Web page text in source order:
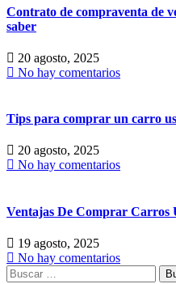
Contrato de compraventa de
saber
20 agosto, 2025
No hay comentarios
Tips para comprar un carro
20 agosto, 2025
No hay comentarios
Ventajas De Comprar Carros
19 agosto, 2025
No hay comentarios
Buscar: